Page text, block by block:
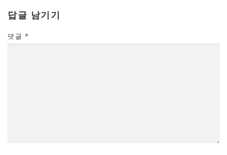
답글 남기기
댓글 *